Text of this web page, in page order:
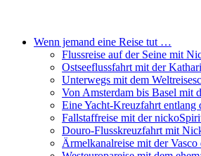
Wenn jemand eine Reise tut …
Flussreise auf der Seine mit
Ostseeflussfahrt mit der
Unterwegs mit dem
Von Amsterdam bis Basel mit
Eine Yacht-Kreuzfahrt entlang
Fallstaffreise mit der
Douro-Flusskreuzfahrt mit
Ärmelkanalreise mit der Vasco